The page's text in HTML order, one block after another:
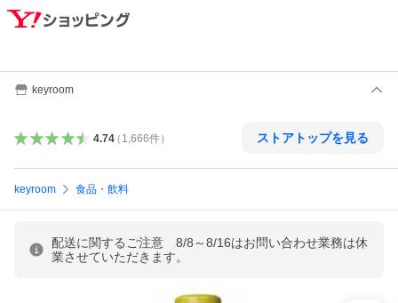
keyroom
4.74（ 1,666件） ストアトップを見る
keyroom 食品・飲料
配送に関するご注意 8/8～8/16はお問い合わせ業務は休
業させていただきます。